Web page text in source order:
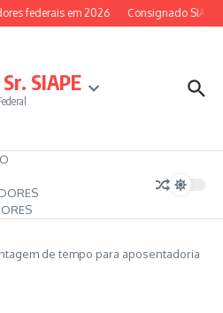
federais em 2026 Consignado SIAPE
SIAPE
de tempo para aposentadoria